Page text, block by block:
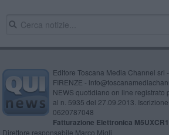
Editore Toscana Media Channel srl
FIRENZE -
NEWS quotidiano on line registrato
al n. 5935 del 27.09.2013.
0620787048
Fatturazione Elettronica
Direttore responsabile Marco Migli